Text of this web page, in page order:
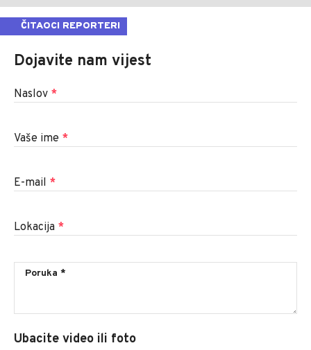
ČITAOCI REPORTERI
Dojavite nam vijest
Naslov *
Vaše ime *
E-mail *
Lokacija *
Ubacite video ili foto